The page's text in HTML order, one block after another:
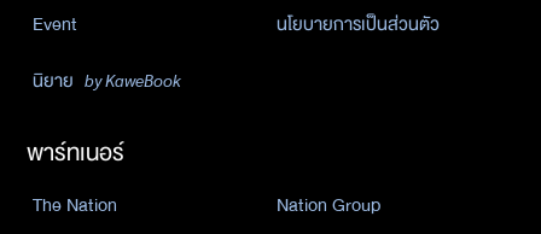
Event
นโยบายการเป็นส่วนตัว
นิยาย by KaweBook
พาร์ทเนอร์
The Nation
Nation Group